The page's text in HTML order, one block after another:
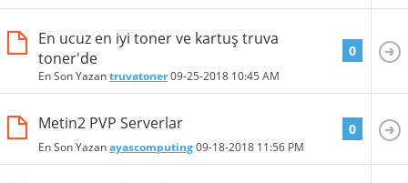
En ucuz en iyi toner ve kartuş truva
toner'de
En Son Yazantruvatoner09-25-2018 10:45 AM
0
Metin2 PVP Serverlar
En Son Yazanayascomputing09-18-2018 11:56 PM
0